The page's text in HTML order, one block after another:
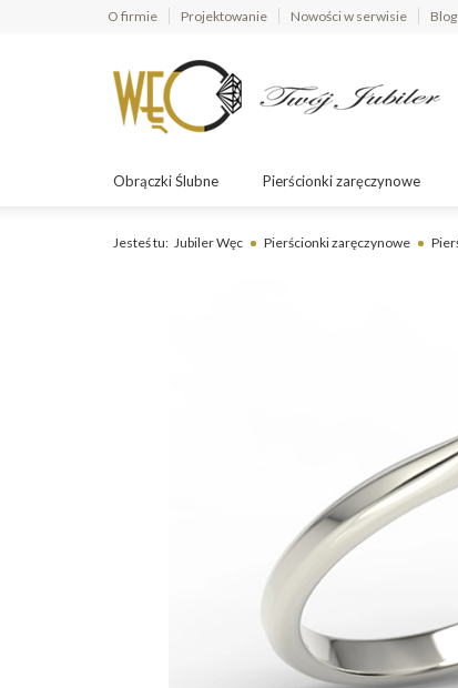
O firmie Projektowanie Nowości w serwisie Blog
Obrączki Ślubne Pierścionki zaręczynowe
Jesteś tu: Jubiler Węc Pierścionki zaręczynowe